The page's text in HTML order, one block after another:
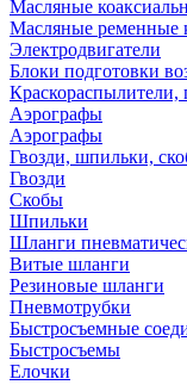
Масляные
Масляные ременные
Электродвигатели
Блоки подготовки
Краскораспылители,
Аэрографы
Аэрографы
Гвозди, шпильки,
Гвозди
Скобы
Шпильки
Шланги
Витые шланги
Резиновые шланги
Пневмотрубки
Быстросъемные
Быстросъемы
Елочки